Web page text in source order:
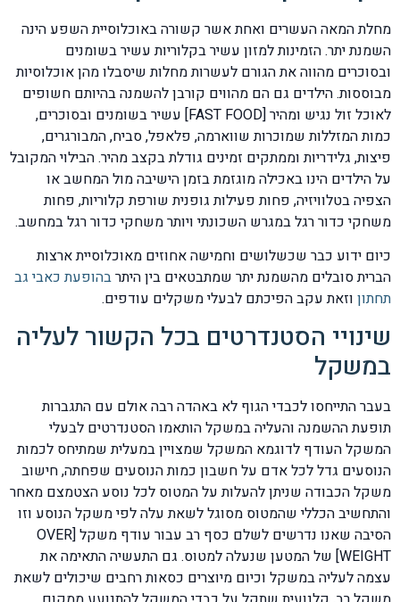
מחלת המאה העשרים ואחת אשר קשורה באוכלוסיית השפע הינה
השמנת יתר. הזמינות למזון עשיר בקלוריות עשיר בשומנים
ובסוכרים מהווה את הגורם לעשרות מחלות שיסבלו מהן אוכלוסיות
מבוססות. הילדים גם הם מהווים קורבן להשמנה בהיותם חשופים
לאוכל זול נגיש ומהיר [FAST FOOD] עשיר בשומנים ובסוכרים,
כמות המזללות שמוכרות שווארמה, פלאפל, סביח, המבורגרים,
פיצות, גלידריות וממתקים זמינים גודלת בקצב מהיר. הבילוי המקובל
על הילדים הינו באכילה מוגזמת בזמן הישיבה מול המחשב או
הצפיה בטלוויזיה, פחות פעילות גופנית שורפת קלוריות, פחות
משחקי כדור רגל במגרש השכונתי ויותר משחקי כדור רגל במחשב.
כיום ידוע כבר שכשלושים וחמישה אחוזים מאוכלוסיית ארצות
הברית סובלים מהשמנת יתר שמתבטאים בין היתרבהופעת כאבי גב
תחתון וזאת עקב הפיכתם לבעלי משקלים עודפים.
שינויי הסטנדרטים בכל הקשור לעליה
במשקל
בעבר התייחסו לכבדי הגוף לא באהדה רבה אולם עם התגברות
תופעת ההשמנה והעליה במשקל הותאמו הסטנדרטים לבעלי
המשקל העודף לדוגמא המשקל שמצויין במעלית שמתיחס לכמות
הנוסעים גדל לכל אדם על חשבון כמות הנוסעים שפחתה, חישוב
משקל הכבודה שניתן להעלות על המטוס לכל נוסע הצטמצם מאחר
והתחשיב הכללי שהמטוס מסוגל לשאת עלה לפי משקל הנוסע וזו
הסיבה שאנו נדרשים לשלם כסף רב עבור עודף משקל [OVER
WEIGHT] של המטען שנעלה למטוס. גם התעשיה התאימה את
עצמה לעליה במשקל וכיום מיוצרים כסאות רחבים שיכולים לשאת